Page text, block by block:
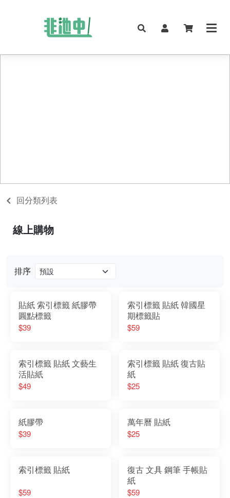
回分類列表
排序
貼紙 索引標籤 紙膠帶
圓點標籤
$39
索引標籤 貼紙 韓國星
期標籤貼
$59
索引標籤 貼紙 文藝生
活貼紙
$49
索引標籤 貼紙 復古貼
紙
$25
紙膠帶
$39
萬年曆 貼紙
$25
索引標籤 貼紙
$59
復古 文具 鋼筆 手帳貼
紙
$59
線上購物